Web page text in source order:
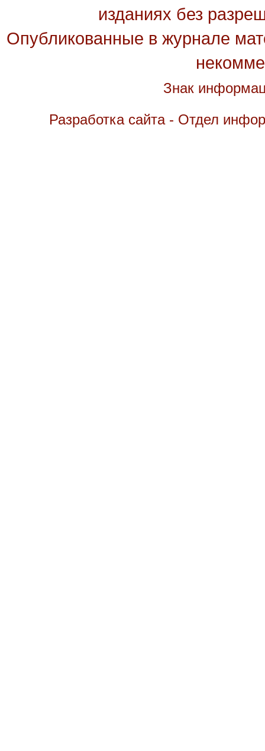
изданиях без
Опубликованные в журнале
Знак
Разработка сайта - Отдел